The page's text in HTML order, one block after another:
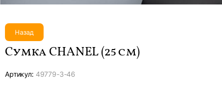
Назад
Сумка CHANEL (25 см)
Артикул: 49779-3-46